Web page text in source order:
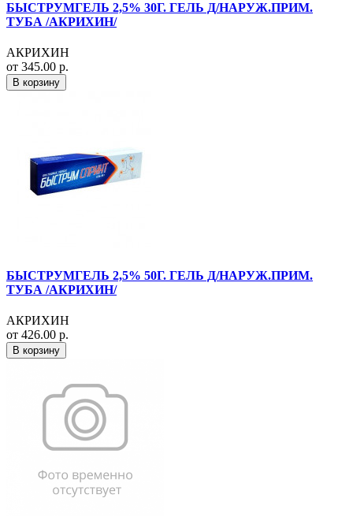
БЫСТРУМГЕЛЬ 2,5% 30Г. ГЕЛЬ Д/НАРУЖ.ПРИМ.
ТУБА /АКРИХИН/
АКРИХИН
от 345.00 р.
В корзину
БЫСТРУМГЕЛЬ 2,5% 50Г. ГЕЛЬ Д/НАРУЖ.ПРИМ.
ТУБА /АКРИХИН/
АКРИХИН
от 426.00 р.
В корзину